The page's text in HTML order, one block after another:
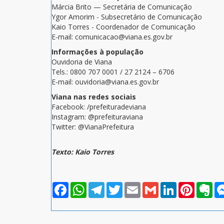
Márcia Brito — Secretária de Comunicação
Ygor Amorim - Subsecretário de Comunicação
Kaio Torres - Coordenador de Comunicação
E-mail: comunicacao@viana.es.gov.br
Informações à população
Ouvidoria de Viana
Tels.: 0800 707 0001 / 27 2124 – 6706
E-mail: ouvidoria@viana.es.gov.br
Viana nas redes sociais
Facebook: /prefeituradeviana
Instagram: @prefeituraviana
Twitter: @VianaPrefeitura
Texto: Kaio Torres
FacebookWhatsAppTelegramTwitterEmail Gmail LinkedInPinterest